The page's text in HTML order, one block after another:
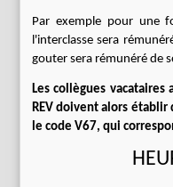
Par exemple pour une
l'interclasse sera
gouter sera rémunéré de
Les collègues
REV doivent alors établir
le code V67, qui